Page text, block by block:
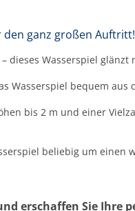
den ganz großen Auftritt!
dieses Wasserspiel glänzt
Wasserspiel bequem
bis 2 m und einer
beliebig um einen
erschaffen Sie Ihre